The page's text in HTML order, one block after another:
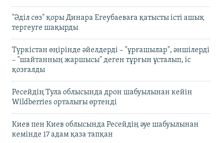
"Әділ сөз" қоры Динара Егеубаеваға қатысты істі ашық
тергеуге шақырды
Түркістан өңірінде әйелдерді – "ұрғашылар", әншілерді
– "шайтанның жаршысы" деген тұрғын ұсталып, іс
қозғалды
Ресейдің Тула облысында дрон шабуылынан кейін
Wildberries орталығы өртенді
Киев пен Киев облысында Ресейдің әуе шабуылынан
кемінде 17 адам қаза тапқан